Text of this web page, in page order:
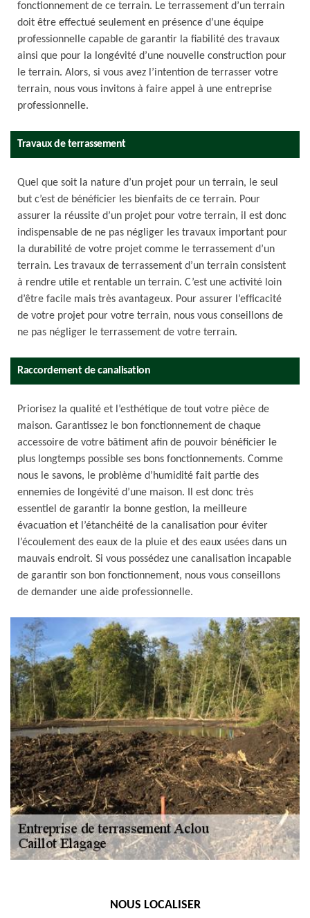
fonctionnement de ce terrain. Le terrassement d’un terrain
doit être effectué seulement en présence d’une équipe
professionnelle capable de garantir la fiabilité des travaux
ainsi que pour la longévité d’une nouvelle construction pour
le terrain. Alors, si vous avez l’intention de terrasser votre
terrain, nous vous invitons à faire appel à une entreprise
professionnelle.
Travaux de terrassement
Quel que soit la nature d’un projet pour un terrain, le seul
but c’est de bénéficier les bienfaits de ce terrain. Pour
assurer la réussite d’un projet pour votre terrain, il est donc
indispensable de ne pas négliger les travaux important pour
la durabilité de votre projet comme le terrassement d’un
terrain. Les travaux de terrassement d’un terrain consistent
à rendre utile et rentable un terrain. C’est une activité loin
d’être facile mais très avantageux. Pour assurer l’efficacité
de votre projet pour votre terrain, nous vous conseillons de
ne pas négliger le terrassement de votre terrain.
Raccordement de canalisation
Priorisez la qualité et l’esthétique de tout votre pièce de
maison. Garantissez le bon fonctionnement de chaque
accessoire de votre bâtiment afin de pouvoir bénéficier le
plus longtemps possible ses bons fonctionnements. Comme
nous le savons, le problème d’humidité fait partie des
ennemies de longévité d’une maison. Il est donc très
essentiel de garantir la bonne gestion, la meilleure
évacuation et l’étanchéité de la canalisation pour éviter
l’écoulement des eaux de la pluie et des eaux usées dans un
mauvais endroit. Si vous possédez une canalisation incapable
de garantir son bon fonctionnement, nous vous conseillons
de demander une aide professionnelle.
NOUS LOCALISER